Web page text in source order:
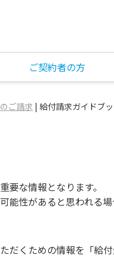
ご契約者の方
ご請求 | 給付請求ガイドブ
な情報となります。
能性があると思われる
くための情報を「給